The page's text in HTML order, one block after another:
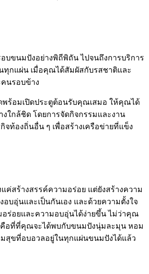
บขนมปังอย่างพิถีพิถัน ไปจนถึงการบริการ
กแผ่น เมื่อคุณได้สัมผัสกับรสชาติและ
นรอบข้าง
ร้อมเปิดประตูต้อนรับคุณเสมอ ให้คุณได้
ใกล้ชิด โดยการจัดกิจกรรมและงาน
ท้องถิ่นอื่น ๆ เพื่อสร้างเครือข่ายที่แข็ง
สร้างสรรค์ความอร่อย แต่ยังสร้างความ
บอุ่นและเป็นกันเอง และด้วยความตั้งใจ
ร่อยและความอบอุ่นได้ง่ายขึ้น ไม่ว่าคุณ
คือที่ที่คุณจะได้พบกับขนมปังนุ่มละมุน หอม
สุขที่อบอวลอยู่ในทุกแผ่นขนมปังได้แล้ว